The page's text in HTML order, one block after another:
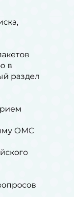
в
раздел
ОМС